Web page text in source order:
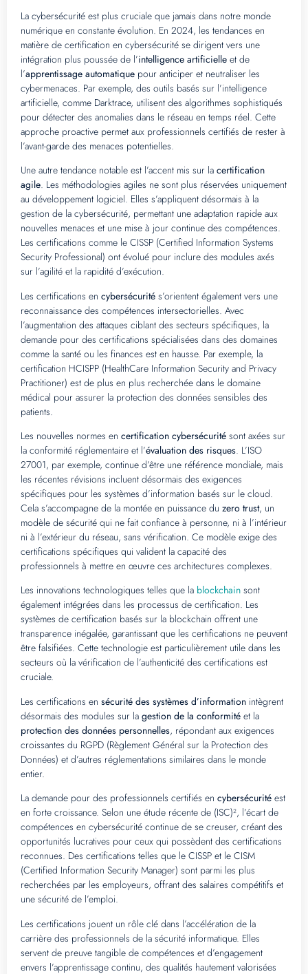
La cybersécurité est plus cruciale que jamais dans notre monde
numérique en constante évolution. En 2024, les tendances en
matière de certification en cybersécurité se dirigent vers une
intégration plus poussée de l’intelligence artificielle et de
l’apprentissage automatique pour anticiper et neutraliser les
cybermenaces. Par exemple, des outils basés sur l’intelligence
artificielle, comme Darktrace, utilisent des algorithmes sophistiqués
pour détecter des anomalies dans le réseau en temps réel. Cette
approche proactive permet aux professionnels certifiés de rester à
l’avant-garde des menaces potentielles.
Une autre tendance notable est l’accent mis sur la certification
agile. Les méthodologies agiles ne sont plus réservées uniquement
au développement logiciel. Elles s’appliquent désormais à la
gestion de la cybersécurité, permettant une adaptation rapide aux
nouvelles menaces et une mise à jour continue des compétences.
Les certifications comme le CISSP (Certified Information Systems
Security Professional) ont évolué pour inclure des modules axés
sur l’agilité et la rapidité d’exécution.
Les certifications en cybersécurité s’orientent également vers une
reconnaissance des compétences intersectorielles. Avec
l’augmentation des attaques ciblant des secteurs spécifiques, la
demande pour des certifications spécialisées dans des domaines
comme la santé ou les finances est en hausse. Par exemple, la
certification HCISPP (HealthCare Information Security and Privacy
Practitioner) est de plus en plus recherchée dans le domaine
médical pour assurer la protection des données sensibles des
patients.
Les nouvelles normes en certification cybersécurité sont axées sur
la conformité réglementaire et l’évaluation des risques. L’ISO
27001, par exemple, continue d’être une référence mondiale, mais
les récentes révisions incluent désormais des exigences
spécifiques pour les systèmes d’information basés sur le cloud.
Cela s’accompagne de la montée en puissance du zero trust, un
modèle de sécurité qui ne fait confiance à personne, ni à l’intérieur
ni à l’extérieur du réseau, sans vérification. Ce modèle exige des
certifications spécifiques qui valident la capacité des
professionnels à mettre en œuvre ces architectures complexes.
Les innovations technologiques telles que la blockchain sont
également intégrées dans les processus de certification. Les
systèmes de certification basés sur la blockchain offrent une
transparence inégalée, garantissant que les certifications ne peuvent
être falsifiées. Cette technologie est particulièrement utile dans les
secteurs où la vérification de l’authenticité des certifications est
cruciale.
Les certifications en sécurité des systèmes d’information intègrent
désormais des modules sur la gestion de la conformité et la
protection des données personnelles, répondant aux exigences
croissantes du RGPD (Règlement Général sur la Protection des
Données) et d’autres réglementations similaires dans le monde
entier.
La demande pour des professionnels certifiés en cybersécurité est
en forte croissance. Selon une étude récente de (ISC)², l’écart de
compétences en cybersécurité continue de se creuser, créant des
opportunités lucratives pour ceux qui possèdent des certifications
reconnues. Des certifications telles que le CISSP et le CISM
(Certified Information Security Manager) sont parmi les plus
recherchées par les employeurs, offrant des salaires compétitifs et
une sécurité de l’emploi.
Les certifications jouent un rôle clé dans l’accélération de la
carrière des professionnels de la sécurité informatique. Elles
servent de preuve tangible de compétences et d’engagement
envers l’apprentissage continu, des qualités hautement valorisées